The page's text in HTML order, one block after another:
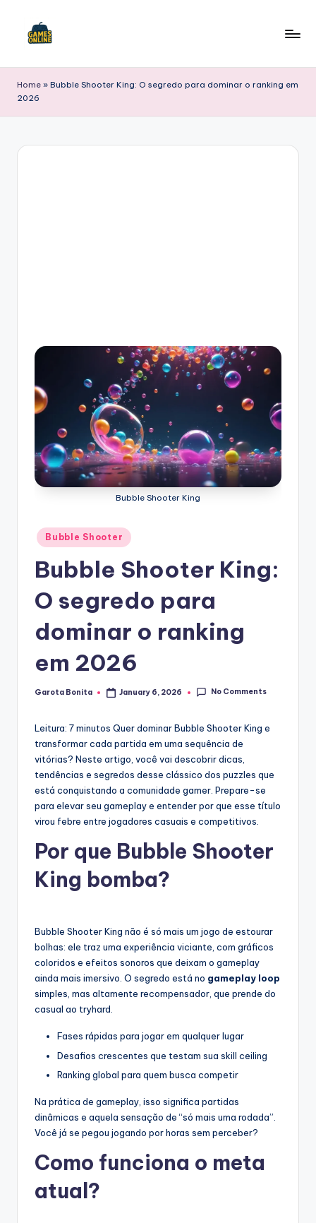
B
Home » Bubble Shooter King: O segredo para dominar o ranking em
2026
Bubble Shooter King
Posted
in
Bubble Shooter
Bubble Shooter King:
O segredo para
dominar o ranking
em 2026
Posted
Garota Bonita January 6, 2026 No Comments
Leitura: 7 minutos Quer dominar Bubble Shooter King e
transformar cada partida em uma sequência de
vitórias? Neste artigo, você vai descobrir dicas,
tendências e segredos desse clássico dos puzzles que
está conquistando a comunidade gamer. Prepare-se
para elevar seu gameplay e entender por que esse título
virou febre entre jogadores casuais e competitivos.
Por que Bubble Shooter
King bomba?
Bubble Shooter King não é só mais um jogo de estourar
bolhas: ele traz uma experiência viciante, com gráficos
coloridos e efeitos sonoros que deixam o gameplay
ainda mais imersivo. O segredo está no gameplay loop
simples, mas altamente recompensador, que prende do
casual ao tryhard.
Fases rápidas para jogar em qualquer lugar
Desafios crescentes que testam sua skill ceiling
Ranking global para quem busca competir
Na prática de gameplay, isso significa partidas
dinâmicas e aquela sensação de “só mais uma rodada”.
Você já se pegou jogando por horas sem perceber?
Como funciona o meta
atual?